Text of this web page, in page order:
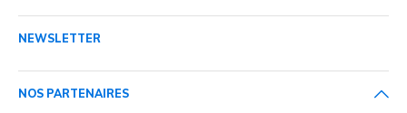
NEWSLETTER
NOS PARTENAIRES